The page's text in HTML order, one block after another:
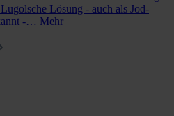
Lösung - auch als Jod-
-… Mehr